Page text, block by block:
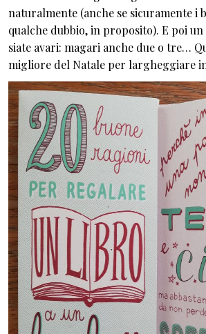
naturalmente (anche se sicuramente i
qualche dubbio, in proposito). E poi
siate avari: magari anche due o tre…
migliore del Natale per largheggiare